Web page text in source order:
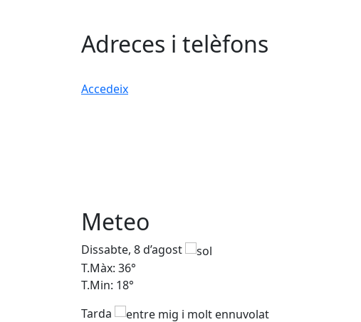
Adreces i telèfons
Accedeix
Meteo
Dissabte, 8 d’agost
T.Màx: 36°
T.Min: 18°
Tarda